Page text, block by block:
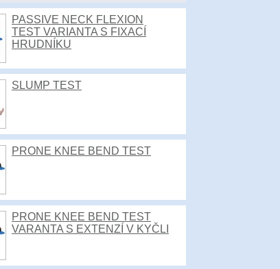
PASSIVE NECK FLEXION
TEST VARIANTA S FIXACÍ
HRUDNÍKU
SLUMP TEST
PRONE KNEE BEND TEST
PRONE KNEE BEND TEST
VARANTA S EXTENZÍ V KYČLI